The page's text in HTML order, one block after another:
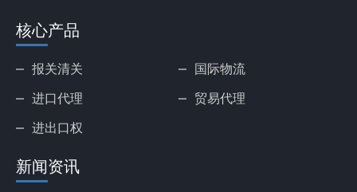
核心产品
报关清关
国际物流
进口代理
贸易代理
进出口权
新闻资讯